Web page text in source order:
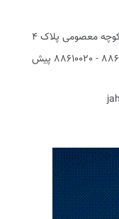
معصومی پلاک 4
تلفن تماس: 88610021- 88610023 - 88610019 - 88610020 پیش